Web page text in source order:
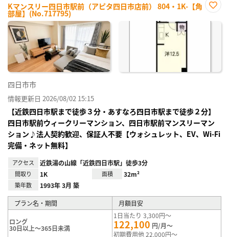
Kマンスリー四日市駅前（アピタ四日市店前） 804・1K-【角
部屋】(No.717795)
に入
四日市市
情報更新日 2026/08/02 15:15
【近鉄四日市駅まで徒歩３分・あすなろ四日市駅まで徒歩２分】
四日市駅前ウィークリーマンション、四日市駅前マンスリーマン
ション♪法人契約歓迎、保証人不要【ウォシュレット、EV、Wi-Fi
完備・ネット無料】
アクセス 近鉄湯の山線「近鉄四日市駅」徒歩3分
間取り 1K 面積 32m²
築年数 1993年 3月 築
プラン名・期間 月額目安
ロング
30日以上～365日未満
1日当たり 3,300円～
122,100 円/月～
初期費用他 22,000円～